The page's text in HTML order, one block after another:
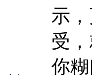
示
受
你